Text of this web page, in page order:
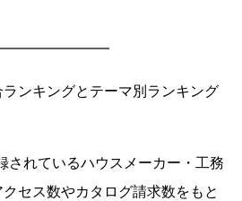
ンキングとテーマ別ランキング
れているハウスメーカー・工務
セス数やカタログ請求数をもと